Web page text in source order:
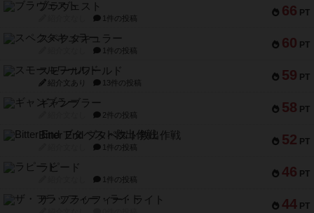
66 PT
ブラヴェスト
1件の投稿
60 PT
スペクタキュラー
1件の投稿
59 PT
スモールワールド
紹介文あり 13件の投稿
58 PT
ギャンブラー
2件の投稿
52 PT
Bitter End ブタペスト救出作戦
1件の投稿
46 PT
ラピード
1件の投稿
44 PT
ザ・フラッフィー・ライト